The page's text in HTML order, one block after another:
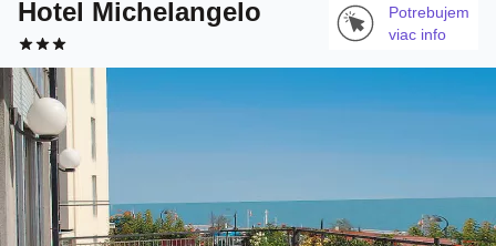
Hotel Michelangelo
Potrebujem
viac info